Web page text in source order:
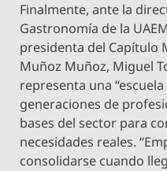
Finalmente, ante la
Gastronomía de la
presidenta del Capítulo
Muñoz Muñoz, Miguel
representa una
generaciones de
bases del sector para
necesidades reales.
consolidarse cuando